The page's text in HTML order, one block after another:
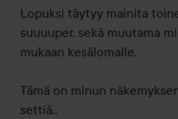
Lopuksi täytyy mainita
suuuuper, sekä muutama
mukaan kesälomalle.
Tämä on minun
settiä..